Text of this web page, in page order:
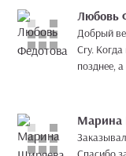
Любовь
Добрый
Cry. Когда придёт. Вы обещали, что придёт 27 самое
позднее,
Марина